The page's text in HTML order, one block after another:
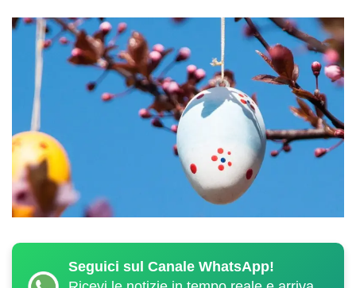
Seguici sul Canale WhatsApp!